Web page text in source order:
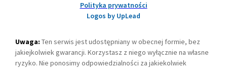
Polityka prywatności
Logos by UpLead
Uwaga: Ten serwis jest udostępniany w obecnej formie, bez
jakiejkolwiek gwarancji. Korzystasz z niego wyłącznie na własne
ryzyko. Nie ponosimy odpowiedzialności za jakiekolwiek